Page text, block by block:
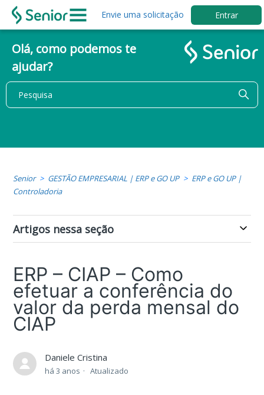
Envie uma solicitação Entrar
Olá, como podemos te
ajudar?
Senior GESTÃO EMPRESARIAL | ERP e GO UP
ERP e GO UP |
Controladoria
Artigos nessa seção
ERP – CIAP – Como
efetuar a conferência do
valor da perda mensal do
CIAP
Daniele Cristina
há 3 anos Atualizado